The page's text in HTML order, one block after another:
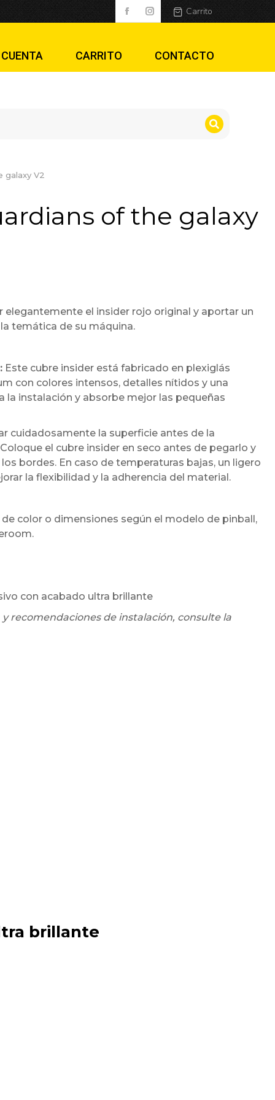
V2 Carrito
CARRITO CONTACTO
galaxy V2
of the galaxy
el insider rojo original y aportar un
temática de su máquina.
Este cubre insider está fabricado en plexiglás
con colores intensos, detalles nítidos y una
la instalación y absorbe mejor las pequeñas
cuidadosamente la superficie antes de la
el cubre insider en seco antes de pegarlo y
bordes. En caso de temperaturas bajas, un ligero
la flexibilidad y la adherencia del material.
color o dimensiones según el modelo de pinball,
con acabado ultra brillante
recomendaciones de instalación, consulte la
brillante